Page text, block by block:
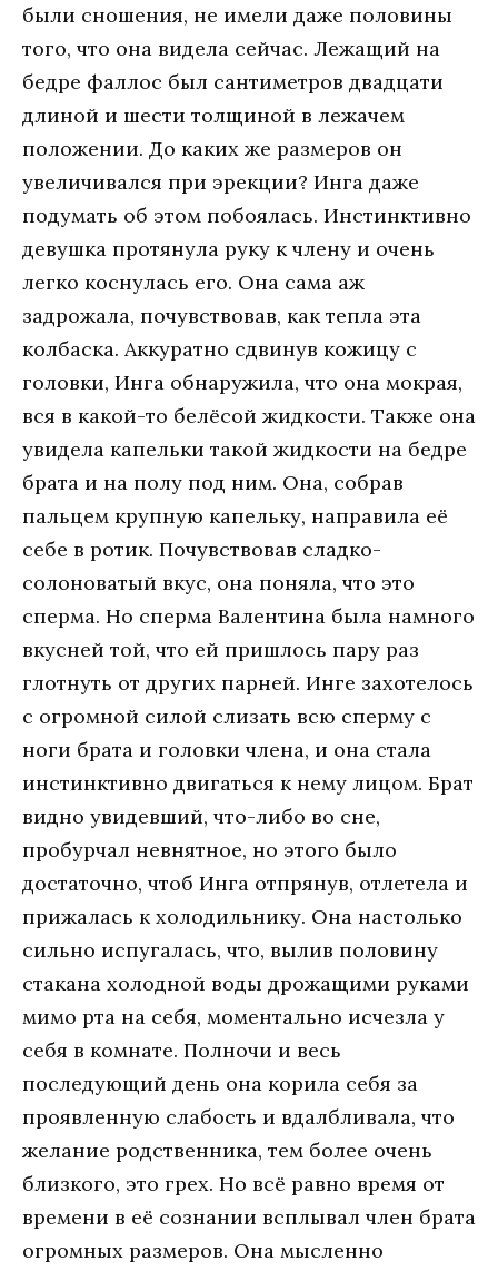
были сношения, не имели даже половины
того, что она видела сейчас. Лежащий на
бедре фаллос был сантиметров двадцати
длиной и шести толщиной в лежачем
положении. До каких же размеров он
увеличивался при эрекции? Инга даже
подумать об этом побоялась. Инстинктивно
девушка протянула руку к члену и очень
легко коснулась его. Она сама аж
задрожала, почувствовав, как тепла эта
колбаска. Аккуратно сдвинув кожицу с
головки, Инга обнаружила, что она мокрая,
вся в какой-то белёсой жидкости. Также она
увидела капельки такой жидкости на бедре
брата и на полу под ним. Она, собрав
пальцем крупную капельку, направила её
себе в ротик. Почувствовав сладко-
солоноватый вкус, она поняла, что это
сперма. Но сперма Валентина была намного
вкусней той, что ей пришлось пару раз
глотнуть от других парней. Инге захотелось
с огромной силой слизать всю сперму с
ноги брата и головки члена, и она стала
инстинктивно двигаться к нему лицом. Брат
видно увидевший, что-либо во сне,
пробурчал невнятное, но этого было
достаточно, чтоб Инга отпрянув, отлетела и
прижалась к холодильнику. Она настолько
сильно испугалась, что, вылив половину
стакана холодной воды дрожащими руками
мимо рта на себя, моментально исчезла у
себя в комнате. Полночи и весь
последующий день она корила себя за
проявленную слабость и вдалбливала, что
желание родственника, тем более очень
близкого, это грех. Но всё равно время от
времени в её сознании всплывал член брата
огромных размеров. Она мысленно